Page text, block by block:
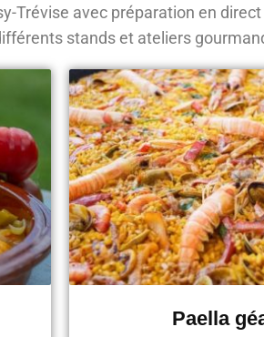
Trévise avec préparation en
stands et ateliers
Paella